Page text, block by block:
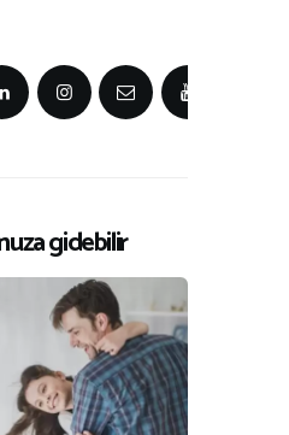
gidebilir